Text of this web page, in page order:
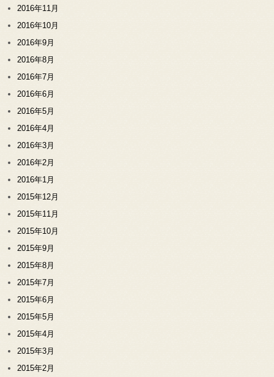
2016年11月
2016年10月
2016年9月
2016年8月
2016年7月
2016年6月
2016年5月
2016年4月
2016年3月
2016年2月
2016年1月
2015年12月
2015年11月
2015年10月
2015年9月
2015年8月
2015年7月
2015年6月
2015年5月
2015年4月
2015年3月
2015年2月